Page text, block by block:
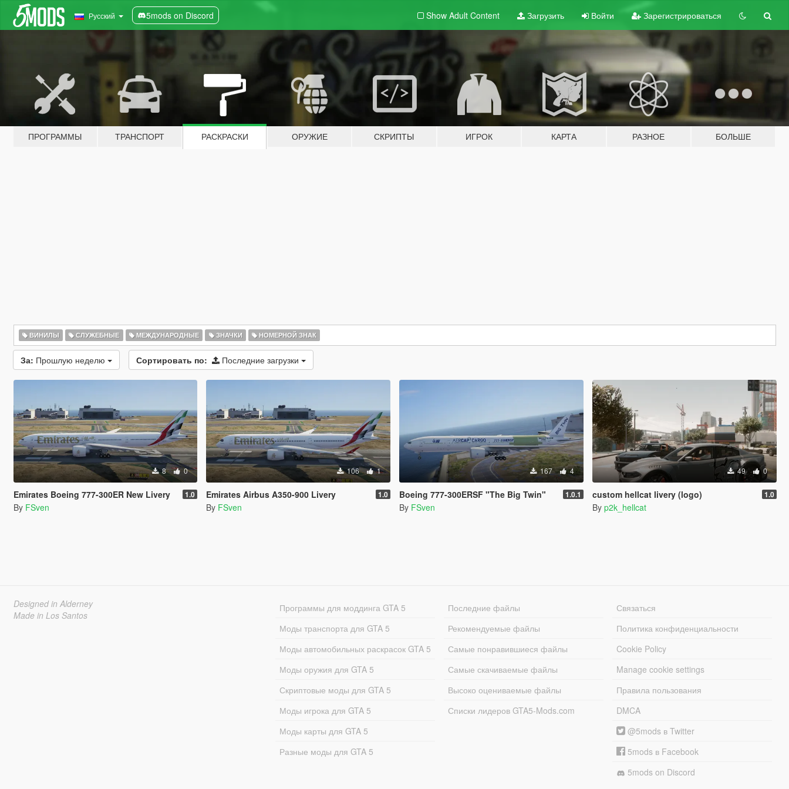
Русский 5mods on Discord Show Adult Content Загрузить Войти Зарегистрироваться
ПРОГРАММЫ ТРАНСПОРТ РАСКРАСКИ ОРУЖИЕ СКРИПТЫ ИГРОК КАРТА РАЗНОЕ БОЛЬШЕ
ВИНИЛЫ СЛУЖЕБНЫЕ МЕЖДУНАРОДНЫЕ ЗНАЧКИ НОМЕРНОЙ ЗНАК
За: Прошлую неделю Сортировать по: Последние загрузки
8 0
Emirates Boeing 777-300ER New Livery 1.0
By FSven
106 1
Emirates Airbus A350-900 Livery 1.0
By FSven
167 4
Boeing 777-300ERSF "The Big Twin" 1.0.1
By FSven
49 0
custom hellcat livery (logo) 1.0
By p2k_hellcat
Designed in Alderney
Made in Los Santos
Программы для моддинга GTA 5
Моды транспорта для GTA 5
Моды автомобильных раскрасок GTA 5
Моды оружия для GTA 5
Скриптовые моды для GTA 5
Моды игрока для GTA 5
Моды карты для GTA 5
Разные моды для GTA 5
Последние файлы
Рекомендуемые файлы
Самые понравившиеся файлы
Самые скачиваемые файлы
Высоко оцениваемые файлы
Списки лидеров GTA5-Mods.com
Связаться
Политика конфиденциальности
Cookie Policy
Manage cookie settings
Правила пользования
DMCA
@5mods в Twitter
5mods в Facebook
5mods on Discord